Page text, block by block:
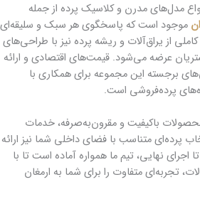
مدل‌های مدرن و کلاسیک پرده از جمله
موجود است که پاسخگوی هر سبک و سلیقه‌ای
از یراق‌آلات و ریشه پرده نیز با طراحی‌های
عرضه می‌شود. قیمت‌های اقتصادی و ارائه
برجسته این مجموعه برای همکاری با
پرده‌فروشی است.
محصولات باکیفیت و مقرون‌به‌صرفه، خدمات
پرده‌ای متناسب با فضای داخلی شما نیز ارائه
اجرای نهایی، تیم ما همواره آماده است تا با
تجربه‌ای متفاوت را برای شما به ارمغان